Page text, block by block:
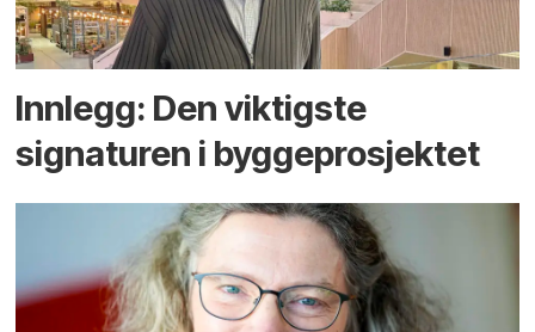
Innlegg: Den viktigste
signaturen i bygge­­prosjektet